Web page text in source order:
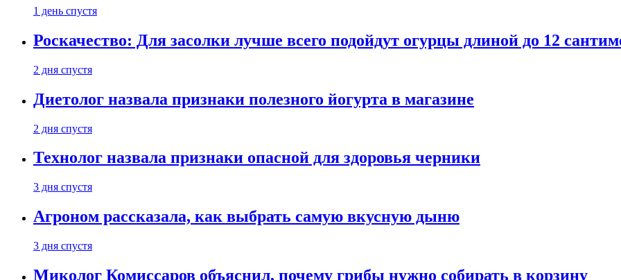
1 день спустя
Роскачество: Для засолки лучше всего подойдут огурцы длиной до 12
2 дня спустя
Диетолог назвала признаки полезного йогурта в магазине
2 дня спустя
Технолог назвала признаки опасной для здоровья черники
3 дня спустя
Агроном рассказала, как выбрать самую вкусную дыню
3 дня спустя
Миколог Комиссаров объяснил, почему грибы нужно собирать в корзину